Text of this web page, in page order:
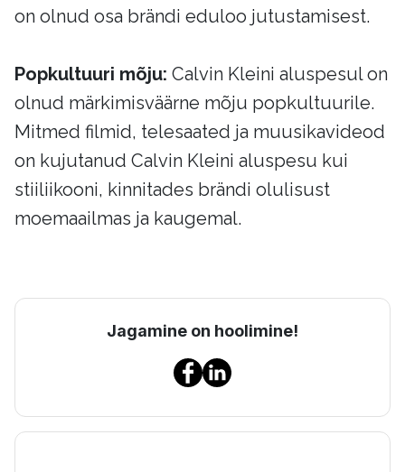
on olnud osa brändi eduloo jutustamisest.
Popkultuuri mõju: Calvin Kleini aluspesul on
olnud märkimisväärne mõju popkultuurile.
Mitmed filmid, telesaated ja muusikavideod
on kujutanud Calvin Kleini aluspesu kui
stiiliikooni, kinnitades brändi olulisust
moemaailmas ja kaugemal.
Jagamine on hoolimine!